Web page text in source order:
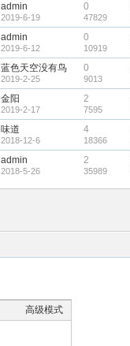
admin
2019-6-19
0
47829
admin
2019-6-12
0
10919
蓝色天空没有鸟
2019-2-25
0
9013
金阳
2019-2-17
2
7595
味道
2018-12-6
4
18366
admin
2018-5-26
2
35989
高级模式